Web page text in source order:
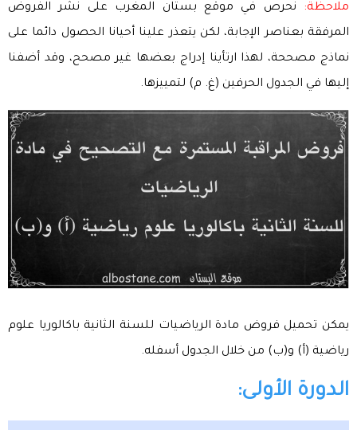
ملاحظة:
نحرص في موقع بستان المغرب على نشر الفروض
المرفقة بعناصر الإجابة، لكن يتعذر علينا أحيانا الحصول دائما على
نماذج مصححة، لهذا ارتأينا إدراج بعضها غير مصحح، وقد أضفنا
إليها في الجدول الحرفين (غ. م) لتمييزها.
يمكن تحميل فروض مادة الرياضيات للسنة الثانية باكالوريا علوم
رياضية (أ) و(ب) من خلال الجدول أسفله.
الدورة الأولى: